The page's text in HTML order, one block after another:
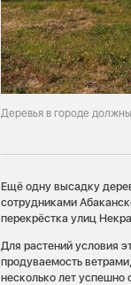
Деревья в городе
Ещё одну высадку
сотрудниками
перекрёстка улиц
Для растений условия
продуваемость
несколько лет успешно